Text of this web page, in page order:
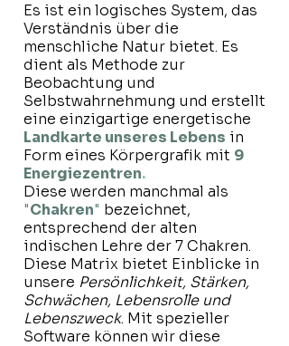
Es ist ein logisches System, das
Verständnis über die
menschliche Natur bietet. Es
dient als Methode zur
Beobachtung und
Selbstwahrnehmung und erstellt
eine einzigartige energetische
Landkarte unseres Lebens in
Form eines Körpergrafik mit 9
Energiezentren.
Diese werden manchmal als
"Chakren" bezeichnet,
entsprechend der alten
indischen Lehre der 7 Chakren.
Diese Matrix bietet Einblicke in
unsere Persönlichkeit, Stärken,
Schwächen, Lebensrolle und
Lebenszweck. Mit spezieller
Software können wir diese